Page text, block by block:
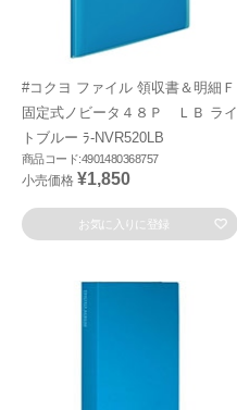
#コクヨ ファイル 領収書＆明細Ｆ
固定式ノビータ４８Ｐ ＬＢ ライ
トブルー ﾗ-NVR520LB
商品コード:4901480368757
小売価格 ¥1,850
お気に入りに登録